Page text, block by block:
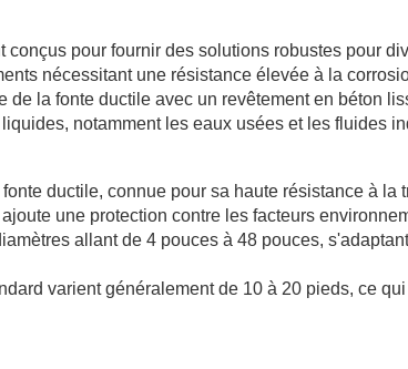
conçus pour fournir des solutions robustes pour
nécessitant une résistance élevée à la
la fonte ductile avec un revêtement en béton
notamment les eaux usées et les fluides
ductile, connue pour sa haute résistance à la
une protection contre les facteurs
allant de 4 pouces à 48 pouces,
varient généralement de 10 à 20 pieds, ce